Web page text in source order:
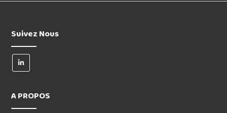
Suivez Nous
A PROPOS